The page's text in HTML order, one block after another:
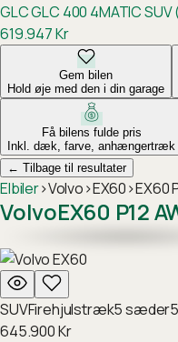
GLCGLC 400 4MATIC
619.947Kr
Gem bilen
Hold øje med den i din garage
Få bilens fulde pris
Inkl. dæk, farve, anhængertræk
← Tilbage til resultater
Elbiler›Volvo›EX60›EX60
VolvoEX60 P12
SUVFirehjulstræk5sæder5
645.900Kr